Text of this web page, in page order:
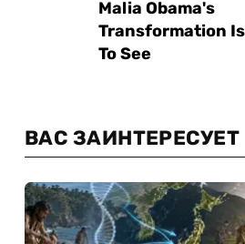
ВАС ЗАИНТЕРЕСУЕТ